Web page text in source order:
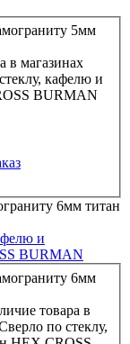
в магазинах
кафелю и
BURMAN
и
BURMAN
товара в
по стеклу,